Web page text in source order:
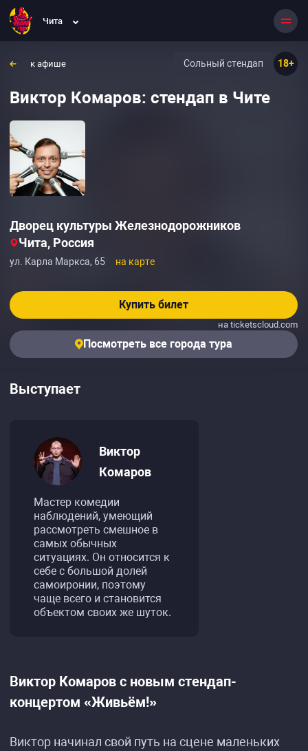
Чита
к афише 18+
Сольный стендап
Виктор Комаров: стендап в Чите
Дворец культуры Железнодорожников
Чита, Россия
ул. Карла Маркса, 65 на карте
Купить билет
на ticketscloud.com
Посмотреть все города тура
Выступает
Виктор
Комаров
Мастер комедии
наблюдений, умеющий
рассмотреть смешное в
самых обычных
ситуациях. Он относится к
себе с большой долей
самоиронии, поэтому
чаще всего и становится
объектом своих же шуток.
Виктор Комаров с новым стендап-
концертом «Живьём!»
Виктор начинал свой путь на сцене маленьких